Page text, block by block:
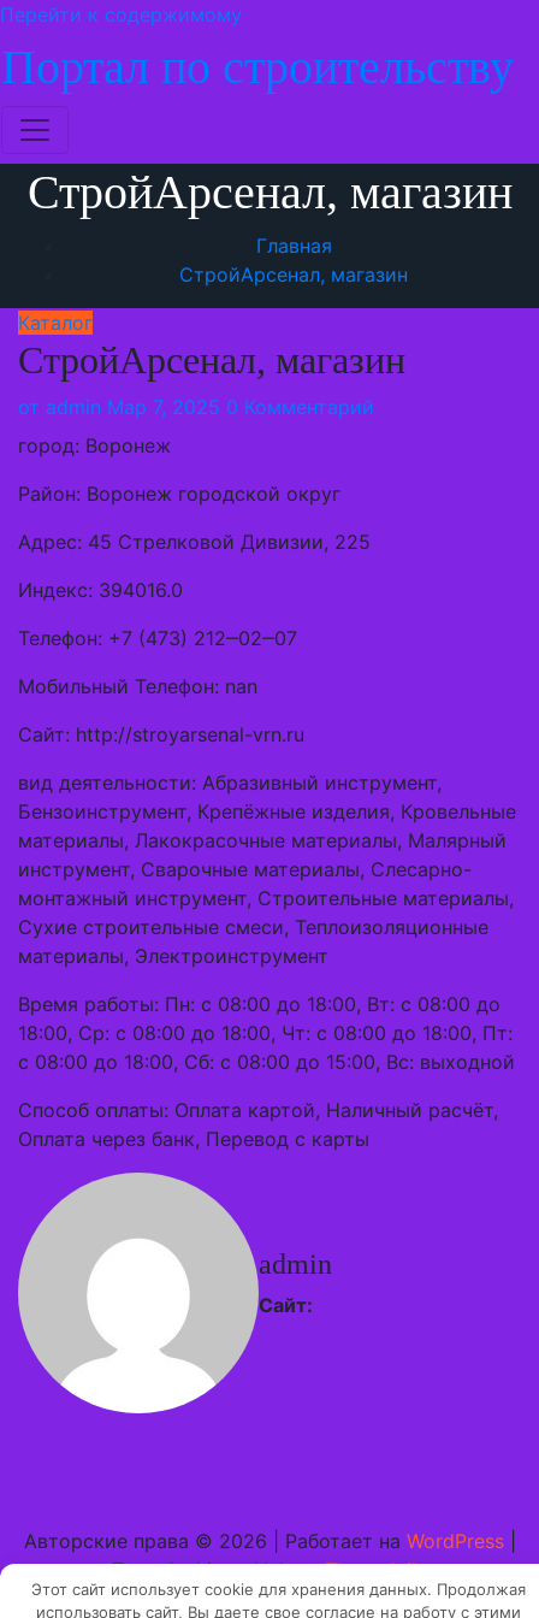
Перейти к содержимому
Портал по строительству
СтройАрсенал, магазин
Главная
СтройАрсенал, магазин
Каталог
СтройАрсенал, магазин
от admin Мар 7, 2025 0 Комментарий
город: Воронеж
Район: Воронеж городской округ
Адрес: 45 Стрелковой Дивизии, 225
Индекс: 394016.0
Телефон: +7 (473) 212‒02‒07
Мобильный Телефон: nan
Сайт: http://stroyarsenal-vrn.ru
вид деятельности: Абразивный инструмент,
Бензоинструмент, Крепёжные изделия, Кровельные
материалы, Лакокрасочные материалы, Малярный
инструмент, Сварочные материалы, Слесарно-
монтажный инструмент, Строительные материалы,
Сухие строительные смеси, Теплоизоляционные
материалы, Электроинструмент
Время работы: Пн: с 08:00 до 18:00, Вт: с 08:00 до
18:00, Ср: с 08:00 до 18:00, Чт: с 08:00 до 18:00, Пт:
с 08:00 до 18:00, Сб: с 08:00 до 15:00, Вс: выходной
Способ оплаты: Оплата картой, Наличный расчёт,
Оплата через банк, Перевод с карты
admin
Сайт:
Авторские права © 2026 | Работает на WordPress
Тема Architect Hub отThemeArile
Этот сайт использует cookie для хранения данных. Продолжая
использовать сайт, Вы даете свое согласие на работу с этими